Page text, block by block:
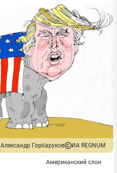
Александр Горбаруков ИА REGNUM
Американский слон